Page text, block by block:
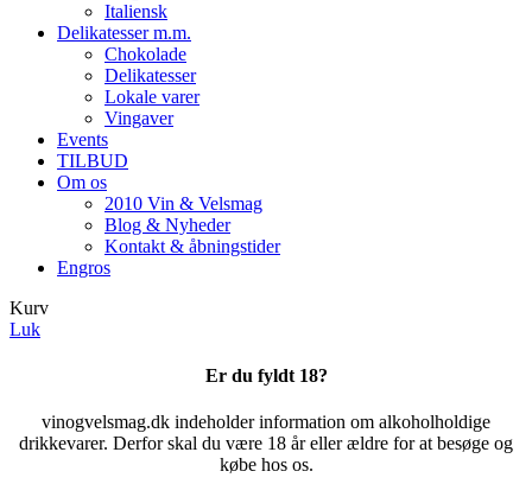
Italiensk
Delikatesser m.m.
Chokolade
Delikatesser
Lokale varer
Vingaver
Events
TILBUD
Om os
2010 Vin & Velsmag
Blog & Nyheder
Kontakt & åbningstider
Engros
Kurv
Luk
Er du fyldt 18?
vinogvelsmag.dk indeholder information om alkoholholdige
drikkevarer. Derfor skal du være 18 år eller ældre for at besøge og
købe hos os.